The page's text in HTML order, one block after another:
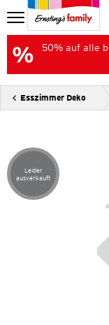
50% auf alle
Esszimmer Deko
Artikel leider
Leider
ausverkauft